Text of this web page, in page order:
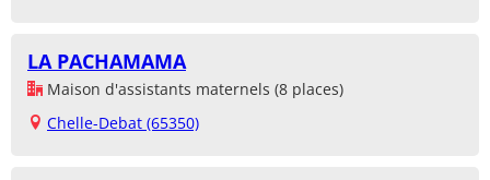
LA PACHAMAMA
Maison d'assistants maternels (8 places)
Chelle-Debat (65350)